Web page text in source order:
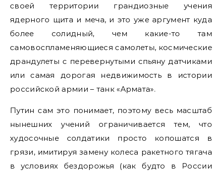
своей территории грандиозные учения
ядерного щита и меча, и это уже аргумент куда
более солидный, чем какие-то там
самовоспламеняющиеся самолеты, космические
драндулеты с перевернутыми спьяну датчиками
или самая дорогая недвижимость в истории
российской армии – танк «Армата».
Путин сам это понимает, поэтому весь масштаб
нынешних учений ограничивается тем, что
худосочные солдатики просто копошатся в
грязи, имитируя замену колеса ракетного тягача
в условиях бездорожья (как будто в России